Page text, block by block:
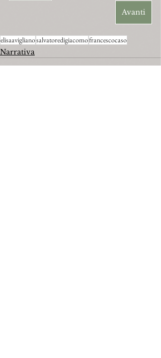
Avanti
elisaaviglianosalvatoredigiacomofrancescocaso
Narrativa